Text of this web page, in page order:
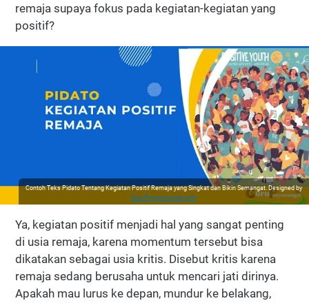
remaja supaya fokus pada kegiatan-kegiatan yang
positif?
Contoh Teks Pidato Tentang Kegiatan Positif Remaja yang Singkat dan Bikin Semangat. Designed by
GuruPenyemangat.com
Ya, kegiatan positif menjadi hal yang sangat penting
di usia remaja, karena momentum tersebut bisa
dikatakan sebagai usia kritis. Disebut kritis karena
remaja sedang berusaha untuk mencari jati dirinya.
Apakah mau lurus ke depan, mundur ke belakang,